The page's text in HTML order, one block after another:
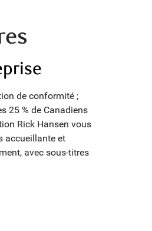
de conformité ;
25 % de Canadiens
Rick Hansen vous
accueillante et
avec sous-titres